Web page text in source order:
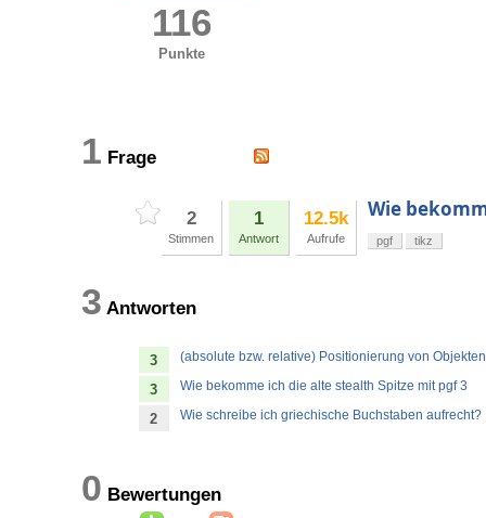
116
Punkte
1 Frage
2
Stimmen
1
Antwort
12.5k
Aufrufe
Wie
pgf tikz
3 Antworten
3 (absolute bzw. relative) Positionierung von Objekten
3 Wie bekomme ich die alte stealth Spitze mit pgf 3
2 Wie schreibe ich griechische Buchstaben aufrecht?
0 Bewertungen